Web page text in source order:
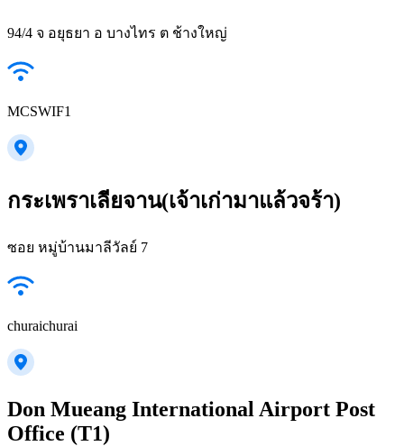
94/4 จ อยุธยา อ บางไทร ต ช้างใหญ่
MCSWIF1
กระเพราเลียจาน(เจ้าเก่ามาแล้วจร้า)
ซอย หมู่บ้านมาลีวัลย์ 7
churaichurai
Don Mueang International Airport Post
Office (T1)